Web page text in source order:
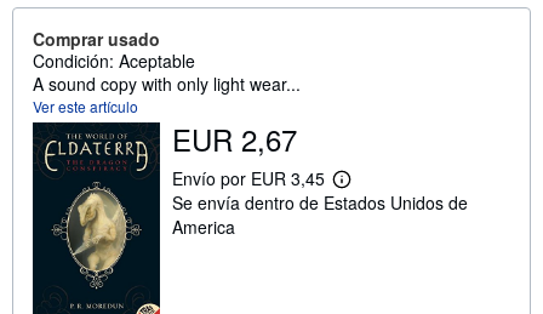
Comprar usado
Condición: Aceptable
A sound copy with only light wear...
Ver este artículo
EUR 2,67
Envío por EUR 3,45
M
á
Se envía dentro de Estados Unidos de
America